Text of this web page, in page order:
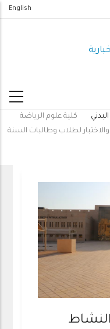
English
كلية علوم الرياضة
لطلاب وطالبات السنة